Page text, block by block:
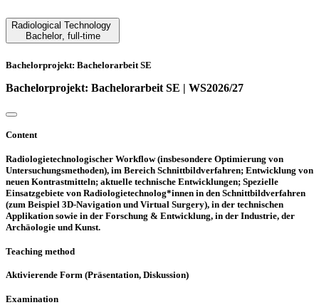
Radiological Technology
Bachelor, full-time
Bachelorprojekt: Bachelorarbeit SE
Bachelorprojekt: Bachelorarbeit SE | WS2026/27
Content
Radiologietechnologischer Workflow (insbesondere Optimierung von
Untersuchungsmethoden), im Bereich Schnittbildverfahren; Entwicklung von
neuen Kontrastmitteln; aktuelle technische Entwicklungen; Spezielle
Einsatzgebiete von Radiologietechnolog*innen in den Schnittbildverfahren
(zum Beispiel 3D-Navigation und Virtual Surgery), in der technischen
Applikation sowie in der Forschung & Entwicklung, in der Industrie, der
Archäologie und Kunst.
Teaching method
Aktivierende Form (Präsentation, Diskussion)
Examination